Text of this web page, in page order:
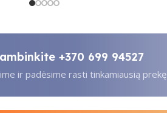
+370 699 94527
ir padėsime rasti tinkamiausią prekę